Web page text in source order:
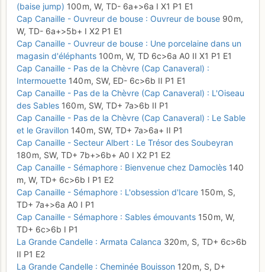
(baise jump) 100 m, W, TD- 6a+>6a I X1 P1 E1
Cap Canaille - Ouvreur de bouse : Ouvreur de bouse 90 m,
W, TD- 6a+>5b+ I X2 P1 E1
Cap Canaille - Ouvreur de bouse : Une porcelaine dans un
magasin d'éléphants 100 m, W, TD 6c>6a A0 II X1 P1 E1
Cap Canaille - Pas de la Chèvre (Cap Canaveral) :
Intermouette 140 m, SW, ED- 6c>6b II P1 E1
Cap Canaille - Pas de la Chèvre (Cap Canaveral) : L'Oiseau
des Sables 160 m, SW, TD+ 7a>6b II P1
Cap Canaille - Pas de la Chèvre (Cap Canaveral) : Le Sable
et le Gravillon 140 m, SW, TD+ 7a>6a+ II P1
Cap Canaille - Secteur Albert : Le Trésor des Soubeyran
180 m, SW, TD+ 7b+>6b+ A0 I X2 P1 E2
Cap Canaille - Sémaphore : Bienvenue chez Damoclès 140
m, W, TD+ 6c>6b I P1 E2
Cap Canaille - Sémaphore : L'obsession d'Icare 150 m, S,
TD+ 7a+>6a A0 I P1
Cap Canaille - Sémaphore : Sables émouvants 150 m, W,
TD+ 6c>6b I P1
La Grande Candelle : Armata Calanca 320 m, S, TD+ 6c>6b
II P1 E2
La Grande Candelle : Cheminée Bouisson 120 m, S, D+